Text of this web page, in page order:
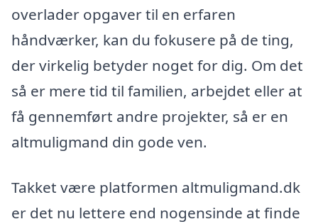
overlader opgaver til en erfaren
håndværker, kan du fokusere på de ting,
der virkelig betyder noget for dig. Om det
så er mere tid til familien, arbejdet eller at
få gennemført andre projekter, så er en
altmuligmand din gode ven.
Takket være platformen altmuligmand.dk
er det nu lettere end nogensinde at finde